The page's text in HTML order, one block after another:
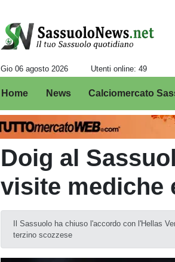
Gio 06 agosto 2026 Utenti online: 49
Home News Calciomercato
Doig al
visite mediche
Il Sassuolo ha chiuso l'accordo con l'Hellas
terzino scozzese